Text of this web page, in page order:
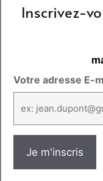
Inscrivez-
Votre adresse E-